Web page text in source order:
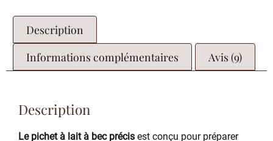
Description
Informations complémentaires
Avis (9)
Description
Le pichet à lait à bec précis est conçu pour préparer